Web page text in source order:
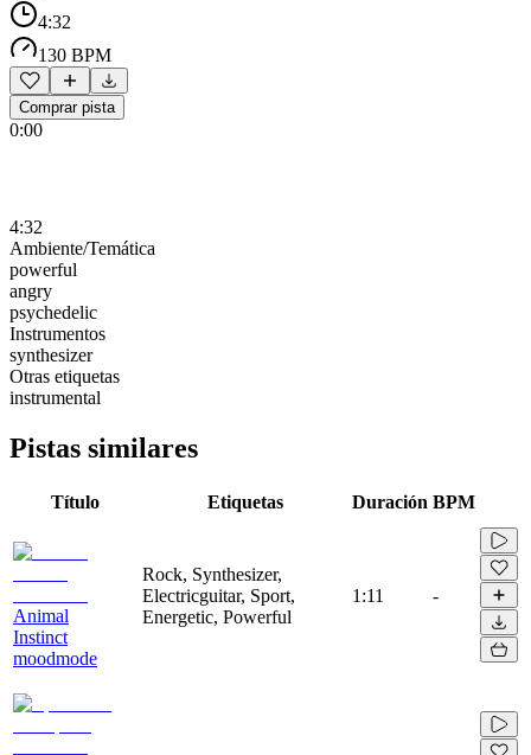
4:32
130 BPM
Comprar pista
0:00
4:32
Ambiente/Temática
powerful
angry
psychedelic
Instrumentos
synthesizer
Otras etiquetas
instrumental
Pistas similares
Título Etiquetas Duración BPM
Animal
Instinct
moodmode
Rock, Synthesizer,
Electricguitar, Sport,
Energetic, Powerful
1:11 -